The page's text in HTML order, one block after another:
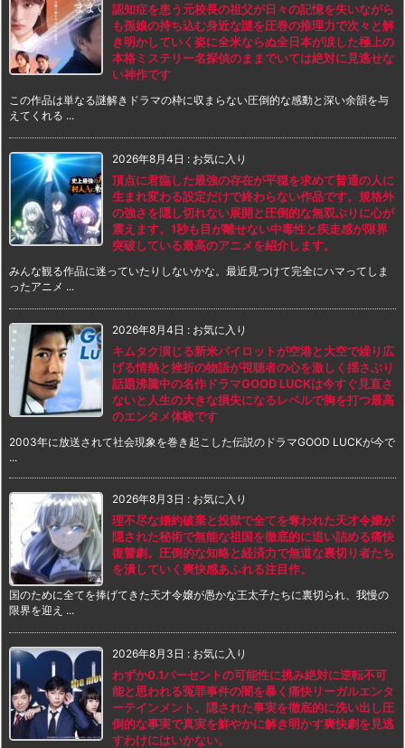
認知症を患う元校長の祖父が日々の記憶を失いながら
も孫娘の持ち込む身近な謎を圧巻の推理力で次々と解
き明かしていく姿に全米ならぬ全日本が涙した極上の
本格ミステリー名探偵のままでいては絶対に見逃せな
い神作です
この作品は単なる謎解きドラマの枠に収まらない圧倒的な感動と深い余韻を与
えてくれる ...
2026年8月4日 : お気に入り
頂点に君臨した最強の存在が平穏を求めて普通の人に
生まれ変わる設定だけで終わらない作品です。規格外
の強さを隠し切れない展開と圧倒的な無双ぶりに心が
震えます。1秒も目が離せない中毒性と疾走感が限界
突破している最高のアニメを紹介します。
みんな観る作品に迷っていたりしないかな。最近見つけて完全にハマってしま
ったアニメ ...
2026年8月4日 : お気に入り
キムタク演じる新米パイロットが空港と大空で繰り広
げる情熱と挫折の物語が視聴者の心を激しく揺さぶり
話題沸騰中の名作ドラマGOOD LUCKは今すぐ見直さ
ないと人生の大きな損失になるレベルで胸を打つ最高
のエンタメ体験です
2003年に放送されて社会現象を巻き起こした伝説のドラマGOOD LUCKが今で
...
2026年8月3日 : お気に入り
理不尽な婚約破棄と投獄で全てを奪われた天才令嬢が
隠された秘術で無能な祖国を徹底的に追い詰める痛快
復讐劇。圧倒的な知略と経済力で無道な裏切り者たち
を潰していく爽快感あふれる注目作。
国のために全てを捧げてきた天才令嬢が愚かな王太子たちに裏切られ、我慢の
限界を迎え ...
2026年8月3日 : お気に入り
わずか0.1パーセントの可能性に挑み絶対に逆転不可
能と思われる冤罪事件の闇を暴く痛快リーガルエンタ
ーテインメント。隠された事実を徹底的に洗い出し圧
倒的な事実で真実を鮮やかに解き明かす爽快劇を見逃
すわけにはいかない。